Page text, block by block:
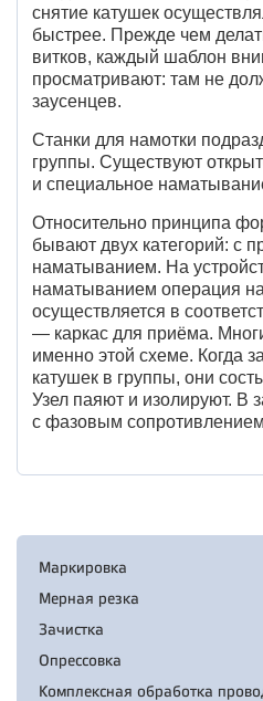
снятие катушек
быстрее. Прежде чем
витков, каждый шаблон
просматривают: там не
заусенцев.
Станки для намотки
группы. Существуют
и специальное
Относительно принципа
бывают двух категорий: с
наматыванием. На
наматыванием операция
осуществляется в
— каркас для приёма.
именно этой схеме. Когда
катушек в группы, они
Узел паяют и изолируют. В
с фазовым
Маркировка
Мерная резка
Зачистка
Опрессовка
Комплексная обработка